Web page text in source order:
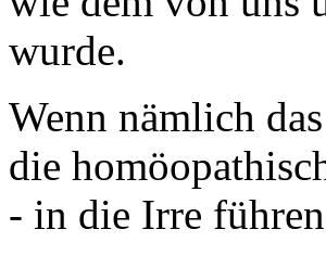
wurde.
Wenn nämlich
die
- in die Irre